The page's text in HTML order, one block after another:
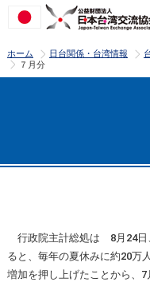
ホーム >
日台関係・台湾情報
>
７月分
行政院主計総処は 8月24日
ると、毎年の夏休みに約20万
増加を押し上げたことから、7